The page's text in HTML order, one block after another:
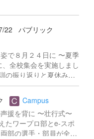
りがとうございまし
も、仲間と一緒に頑
者 〜小論文指導スター
今日から小論文指導が
ついて」をテーマに初
苦八苦しながらも、懸
22
パブリック
で８月２４日に 〜夏季
全校集会を実施しまし
の振り返りと夏休み中
本校の校訓「誠実・自
クワクドキドキと「や
いう目標を改めて確
動を意識することが、
境につながるというメ
、夏休み中の安全につ
Campus
援を背に 〜壮行式〜
たワープロ部とe-スポ
部の選手・部員が全校